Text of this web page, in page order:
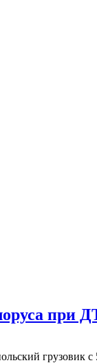
при
грузовик